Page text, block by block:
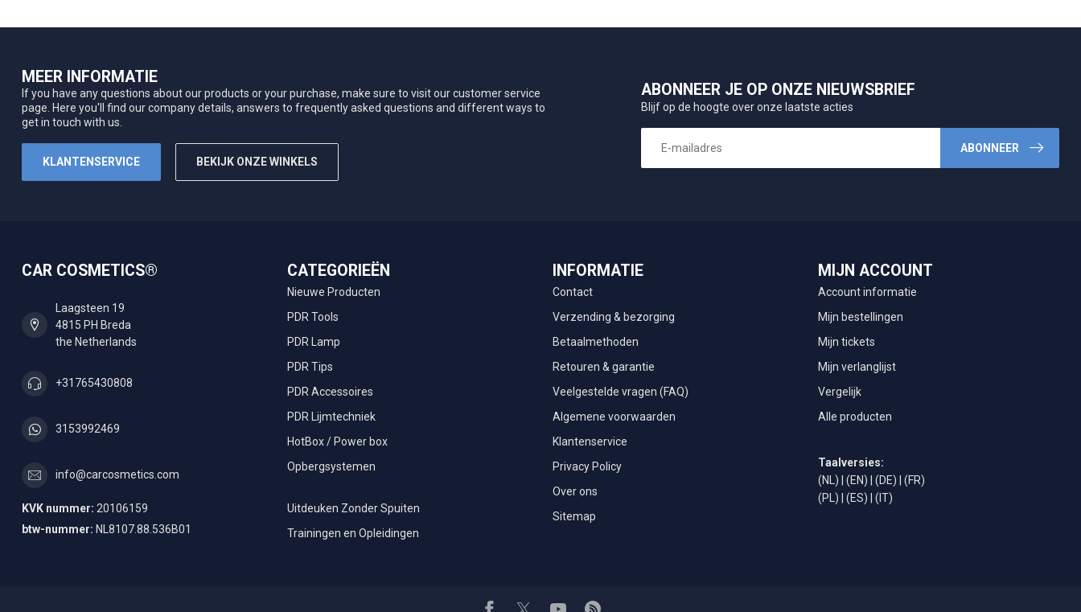
MEER INFORMATIE
If you have any questions about our products or your purchase, make sure to visit our customer service
page. Here you'll find our company details, answers to frequently asked questions and different ways to
get in touch with us.
KLANTENSERVICE BEKIJK ONZE WINKELS
ABONNEER JE OP ONZE NIEUWSBRIEF
Blijf op de hoogte over onze laatste acties
ABONNEER
CAR COSMETICS®
Laagsteen 19
4815 PH Breda
the Netherlands
+31765430808
3153992469
info@carcosmetics.com
KVK nummer: 20106159
btw-nummer: NL8107.88.536B01
CATEGORIEËN
Nieuwe Producten
PDR Tools
PDR Lamp
PDR Tips
PDR Accessoires
PDR Lijmtechniek
HotBox / Power box
Opbergsystemen
Uitdeuken Zonder Spuiten
Trainingen en Opleidingen
INFORMATIE
Contact
Verzending & bezorging
Betaalmethoden
Retouren & garantie
Veelgestelde vragen (FAQ)
Algemene voorwaarden
Klantenservice
Privacy Policy
Over ons
Sitemap
MIJN ACCOUNT
Account informatie
Mijn bestellingen
Mijn tickets
Mijn verlanglijst
Vergelijk
Alle producten
Taalversies:
(NL)
(EN) (DE)
(FR)
(PL)
(ES) (IT)